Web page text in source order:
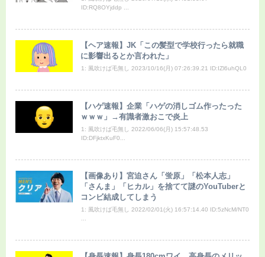
ID:RQ8OYjddp ...
【ヘア速報】JK「この髪型で学校行ったら就職
に影響出るとか言われた」
1: 風吹けば毛無し 2023/10/16(月) 07:26:39.21 ID:IZl6uhQL0
【ハゲ速報】企業「ハゲの消しゴム作ったった
ｗｗｗ」→有識者激おこで炎上
1: 風吹けば毛無し 2022/06/06(月) 15:57:48.53
ID:DFjktxKuF0...
【画像あり】宮迫さん「蛍原」「松本人志」
「さんま」「ヒカル」を捨てて謎のYouTuberと
コンビ結成してしまう
1: 風吹けば毛無し 2022/02/01(火) 16:57:14.40 ID:5zNcM/NT0